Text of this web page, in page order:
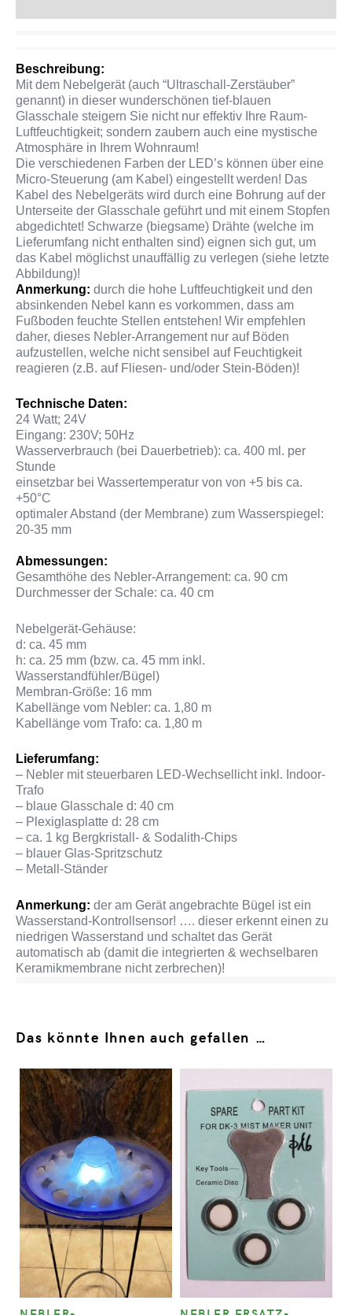
Beschreibung:
Mit dem Nebelgerät (auch “Ultraschall-Zerstäuber”
genannt) in dieser wunderschönen tief-blauen
Glasschale steigern Sie nicht nur effektiv Ihre Raum-
Luftfeuchtigkeit; sondern zaubern auch eine mystische
Atmosphäre in Ihrem Wohnraum!
Die verschiedenen Farben der LED’s können über eine
Micro-Steuerung (am Kabel) eingestellt werden! Das
Kabel des Nebelgeräts wird durch eine Bohrung auf der
Unterseite der Glasschale geführt und mit einem Stopfen
abgedichtet! Schwarze (biegsame) Drähte (welche im
Lieferumfang nicht enthalten sind) eignen sich gut, um
das Kabel möglichst unauffällig zu verlegen (siehe letzte
Abbildung)!
Anmerkung: durch die hohe Luftfeuchtigkeit und den
absinkenden Nebel kann es vorkommen, dass am
Fußboden feuchte Stellen entstehen! Wir empfehlen
daher, dieses Nebler-Arrangement nur auf Böden
aufzustellen, welche nicht sensibel auf Feuchtigkeit
reagieren (z.B. auf Fliesen- und/oder Stein-Böden)!
Technische Daten:
24 Watt; 24V
Eingang: 230V; 50Hz
Wasserverbrauch (bei Dauerbetrieb): ca. 400 ml. per
Stunde
einsetzbar bei Wassertemperatur von von +5 bis ca.
+50°C
optimaler Abstand (der Membrane) zum Wasserspiegel:
20-35 mm
Abmessungen:
Gesamthöhe des Nebler-Arrangement: ca. 90 cm
Durchmesser der Schale: ca. 40 cm
Nebelgerät-Gehäuse:
d: ca. 45 mm
h: ca. 25 mm (bzw. ca. 45 mm inkl.
Wasserstandfühler/Bügel)
Membran-Größe: 16 mm
Kabellänge vom Nebler: ca. 1,80 m
Kabellänge vom Trafo: ca. 1,80 m
Lieferumfang:
– Nebler mit steuerbaren LED-Wechsellicht inkl. Indoor-
Trafo
– blaue Glasschale d: 40 cm
– Plexiglasplatte d: 28 cm
– ca. 1 kg Bergkristall- & Sodalith-Chips
– blauer Glas-Spritzschutz
– Metall-Ständer
Anmerkung: der am Gerät angebrachte Bügel ist ein
Wasserstand-Kontrollsensor! …. dieser erkennt einen zu
niedrigen Wasserstand und schaltet das Gerät
automatisch ab (damit die integrierten & wechselbaren
Keramikmembrane nicht zerbrechen)!
Das könnte Ihnen auch gefallen …